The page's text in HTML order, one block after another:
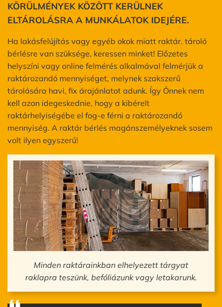
KÖRÜLMÉNYEK KÖZÖTT KERÜLNEK
ELTÁROLÁSRA A MUNKÁLATOK IDEJÉRE.
Ha lakásfelújítás vagy egyéb okok miatt raktár, tároló
bérlésre van szüksége, keressen minket! Előzetes
helyszíni vagy online felmérés alkalmával felmérjük a
raktározandó mennyiséget, melynek szakszerű
tárolására havi, fix árajánlatot adunk. Így Önnek nem
kell azon idegeskednie, hogy a kibérelt
raktárhelyiségébe el fog-e férni a raktározandó
mennyiség. A raktár bérlés magánszemélyeknek sosem
volt ilyen egyszerű!
Minden raktárainkban elhelyezett tárgyat
raklapra teszünk, befóliázunk vagy letakarunk.